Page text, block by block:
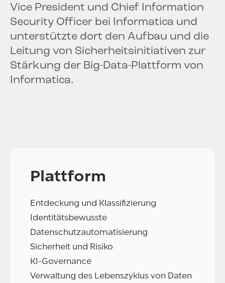
Vice President und Chief Information
Security Officer bei Informatica und
unterstützte dort den Aufbau und die
Leitung von Sicherheitsinitiativen zur
Stärkung der Big-Data-Plattform von
Informatica.
Plattform
Entdeckung und Klassifizierung
Identitätsbewusste
Datenschutzautomatisierung
Sicherheit und Risiko
KI-Governance
Verwaltung des Lebenszyklus von Daten